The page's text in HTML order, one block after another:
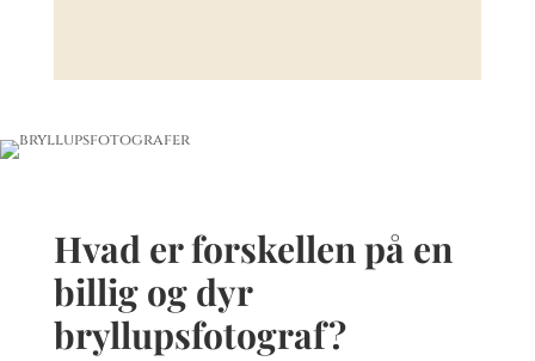
Hvad er forskellen på en
billig og dyr
bryllupsfotograf?